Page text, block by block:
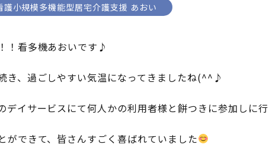
護小規模多機能型居宅介護支援 あおい
！看多機あおいです♪
き、過ごしやすい気温になってきましたね(^^♪
デイサービスにて何人かの利用者様と餅つきに参加しに
ができて、皆さんすごく喜ばれていました